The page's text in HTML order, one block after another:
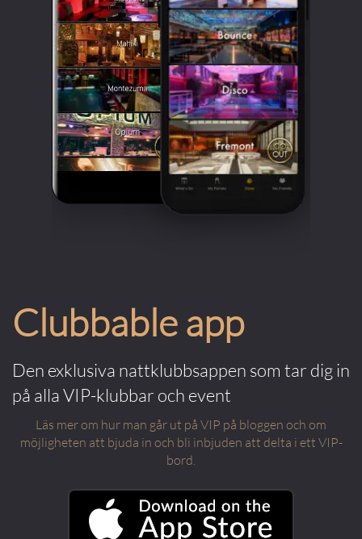
Clubbable app
Den exklusiva nattklubbsappen som tar dig in
på alla VIP-klubbar och event
Läs mer om hur man går ut på VIP på bloggen och om
möjligheten att bjuda in och bli inbjuden att delta i ett VIP-
bord.